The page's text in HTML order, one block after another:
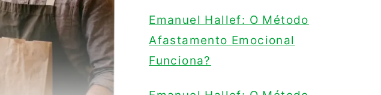
Emanuel Hallef: O Método
Afastamento Emocional
Funciona?